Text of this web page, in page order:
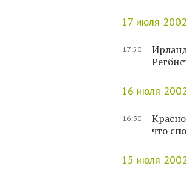
17 июля 2002
17:50
16 июля
16:30
что
15 июля